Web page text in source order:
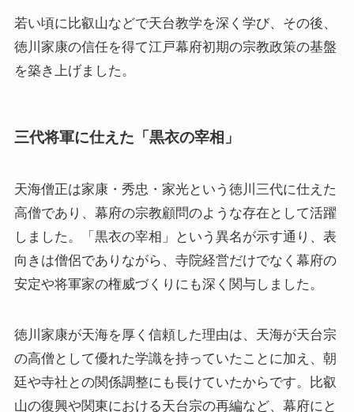
若い頃に比叡山などで天台教学を深く学び、その後、
徳川家康の信任を得て江戸幕府初期の宗教政策の基盤
を築き上げました。
三代将軍に仕えた「黒衣の宰相」
天海僧正は家康・秀忠・家光という徳川三代に仕えた
高僧であり、幕府の宗教顧問のような存在として活躍
しました。「黒衣の宰相」という異名が示す通り、表
向きは僧侶でありながら、寺院経営だけでなく幕府の
安定や将軍家の権威づくりにも深く関与しました。
徳川家康が天海を厚く信頼した理由は、天海が天台宗
の高僧として優れた学識を持っていたことに加え、朝
廷や寺社との関係調整にも長けていたからです。比叡
山の復興や関東における天台宗の再編など、幕府にと